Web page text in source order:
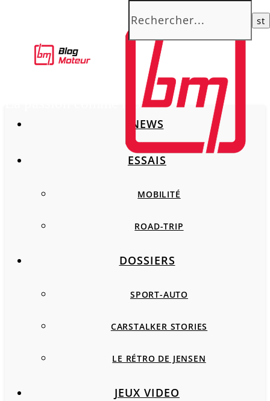
La passion comme moteur
NEWS
ESSAIS
MOBILITÉ
ROAD-TRIP
DOSSIERS
SPORT-AUTO
CARSTALKER STORIES
LE RÉTRO DE JENSEN
JEUX VIDEO